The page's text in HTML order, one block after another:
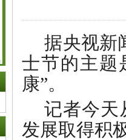
据央视新
士节的主题
康”。
记者今天
发展取得积